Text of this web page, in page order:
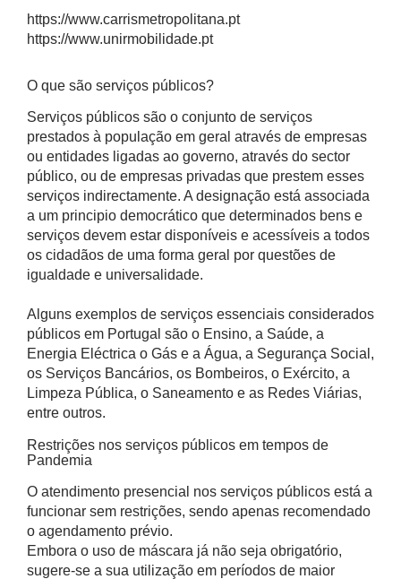
https://www.carrismetropolitana.pt
https://www.unirmobilidade.pt
O que são serviços públicos?
Serviços públicos são o conjunto de serviços
prestados à população em geral através de empresas
ou entidades ligadas ao governo, através do sector
público, ou de empresas privadas que prestem esses
serviços indirectamente. A designação está associada
a um principio democrático que determinados bens e
serviços devem estar disponíveis e acessíveis a todos
os cidadãos de uma forma geral por questões de
igualdade e universalidade.
Alguns exemplos de serviços essenciais considerados
públicos em Portugal são o Ensino, a Saúde, a
Energia Eléctrica o Gás e a Água, a Segurança Social,
os Serviços Bancários, os Bombeiros, o Exército, a
Limpeza Pública, o Saneamento e as Redes Viárias,
entre outros.
Restrições nos serviços públicos em tempos de
Pandemia
O atendimento presencial nos serviços públicos está a
funcionar sem restrições, sendo apenas recomendado
o agendamento prévio.
Embora o uso de máscara já não seja obrigatório,
sugere-se a sua utilização em períodos de maior